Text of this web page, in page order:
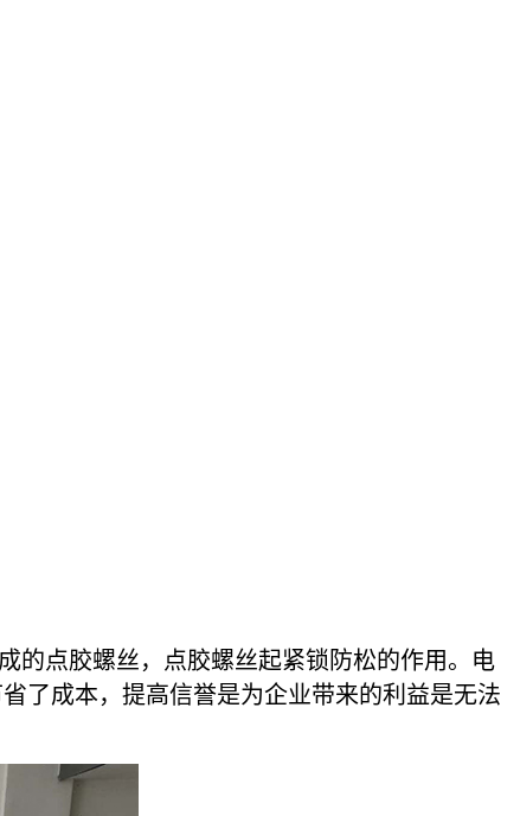
点胶螺丝，点胶螺丝起紧锁防松的作用。电
了成本，提高信誉是为企业带来的利益是无法